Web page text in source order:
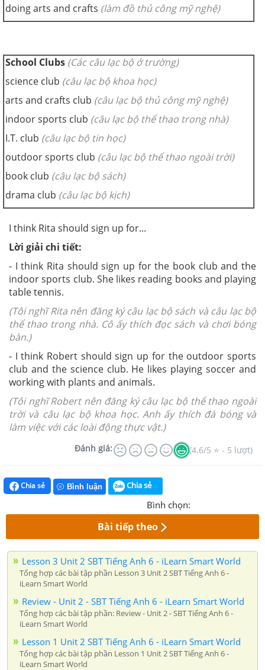
doing arts and crafts (làm đồ thủ công mỹ nghệ)
School Clubs (Các câu lạc bộ ở trường)
science club (câu lạc bộ khoa học)
arts and crafts club (câu lạc bộ thủ công mỹ nghệ)
indoor sports club (câu lạc bộ thể thao trong nhà)
I.T. club (câu lạc bộ tin học)
outdoor sports club (câu lạc bộ thể thao ngoài trời)
book club (câu lạc bộ sách)
drama club (câu lạc bộ kịch)
I think Rita should sign up for...
Lời giải chi tiết:
- I think Rita should sign up for the book club and the
indoor sports club. She likes reading books and playing
table tennis.
(Tôi nghĩ Rita nên đăng ký câu lạc bộ sách và câu lạc bộ
thể thao trong nhà. Cô ấy thích đọc sách và chơi bóng
bàn.)
- I think Robert should sign up for the outdoor sports
club and the science club. He likes playing soccer and
working with plants and animals.
(Tôi nghĩ Robert nên đăng ký câu lạc bộ thể thao ngoài
trời và câu lạc bộ khoa học. Anh ấy thích đá bóng và
làm việc với các loài động thực vật.)
Đánh giá: (4.6/5 ⭐ - 5 lượt)
Chia sẻ Bình luận Chia sẻ
Bình chọn:
Bài tiếp theo
Lesson 3 Unit 2 SBT Tiếng Anh 6 - iLearn Smart World
Tổng hợp các bài tập phần Lesson 3 Unit 2 SBT Tiếng Anh 6 -
iLearn Smart World
Review - Unit 2 - SBT Tiếng Anh 6 - iLearn Smart World
Tổng hợp các bài tập phần: Review - Unit 2 - SBT Tiếng Anh 6 -
iLearn Smart World
Lesson 1 Unit 2 SBT Tiếng Anh 6 - iLearn Smart World
Tổng hợp các bài tập phần Lesson 1 Unit 2 SBT Tiếng Anh 6 -
iLearn Smart World